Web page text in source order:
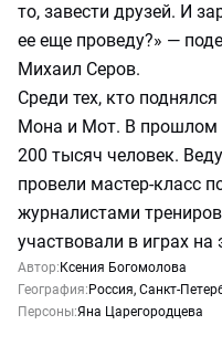
то, завести друзей. И
ее еще проведу?» —
Михаил Серов.
Среди тех, кто
Мона и Мот. В прошлом
200 тысяч человек.
провели мастер-класс
журналистами
участвовали в играх
Автор: Ксения Богомолова
География: Россия, Санкт-
Персоны:Яна Царегородцева